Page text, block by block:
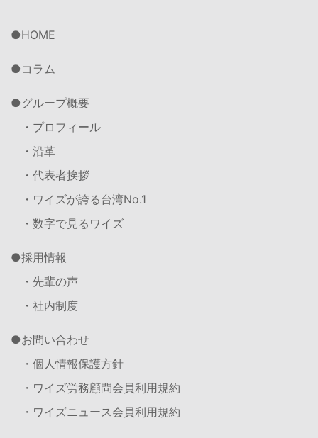
HOME
コラム
グループ概要
・プロフィール
・沿革
・代表者挨拶
・ワイズが誇る台湾No.1
・数字で見るワイズ
採用情報
・先輩の声
・社内制度
お問い合わせ
・個人情報保護方針
・ワイズ労務顧問会員利用規約
・ワイズニュース会員利用規約